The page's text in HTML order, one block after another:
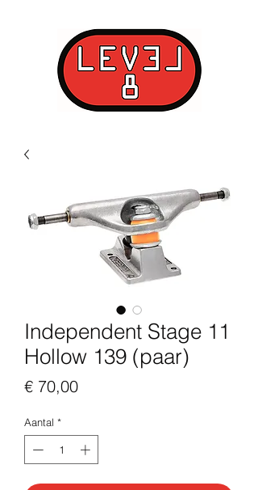
Independent Stage 11
Hollow 139 (paar)
€ 70,00Prijs
Aantal *